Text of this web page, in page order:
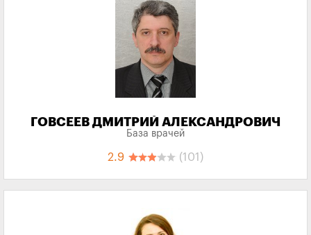
ГОВСЕЕВ ДМИТРИЙ АЛЕКСАНДРОВИЧ
База врачей
2.9 (101)